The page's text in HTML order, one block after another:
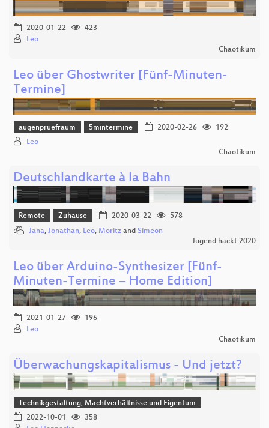
2020-01-22
423
Leo
Chaotikum
Leo über Ghostwriter [Fünf-Minuten-
Termine]
augenpruefraum 5mintermine 2020-02-26
192
Leo
Chaotikum
Deutschlandkarte à la Bahn
Remote Zuhause 2020-03-22
578
Jana, Jonathan, Leo, Moritz and Simeon
Jugend hackt 2020
Leo über Arduino-Synthesizer [Fünf-
Minuten-Termine – Home Edition]
2021-01-27
196
Leo
Chaotikum
Überwachungskapitalismus - Und jetzt?
Technikgestaltung, Machtverhältnisse und Eigentum
2022-10-01
358